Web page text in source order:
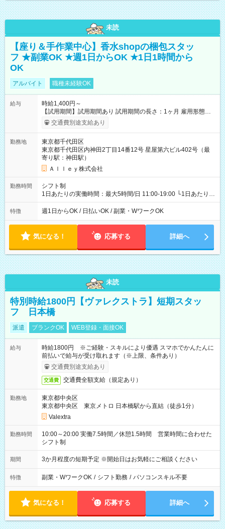
未読
【座り＆手作業中心】香水shopの梱包スタッ
フ ★副業OK ★週1日からOK ★1日1時間から
OK
アルバイト 職種未経験OK
給与
時給1,400円～
【試用期間】試用期間あり 試用期間の長さ：1ヶ月 雇用形態、
給与は本採用時と同じです。
交通費別途支給あり
勤務地
東京都千代田区
東京都千代田区内神田2丁目14番12号 星屋第六ビル402号（最
寄り駅：神田駅）
Ａｌｌｅｙ株式会社
勤務時間
シフト制
1日あたりの実働時間：最大5時間/日 11:00-19:00 └1日あたりの
実働時間：1-5時間 └上記の時間帯内であれば、いつでも勤務可
能！ └平日・土曜日の中で、お好きな曜日でご勤務いただけま
18:00 などのように、自由な働き方が可能なお仕事です！
特徴 週1日からOK / 日払いOK / 副業・WワークOK
気になる！ 応募する 詳細へ
未読
特別時給1800円【ヴァレクストラ】短期スタッ
フ 日本橋
派遣 ブランクOK WEB登録・面接OK
給与
時給1800円 ※ご経験・スキルにより優遇 スマホでかんたんに
前払いで給与が受け取れます（※上限、条件あり）
交通費別途支給あり
交通費 交通費全額支給（規定あり）
勤務地
東京都中央区
東京都中央区 東京メトロ 日本橋駅から直結（徒歩1分）
Valextra
勤務時間
10:00～20:00 実働7.5時間／休憩1.5時間 営業時間に合わせた
シフト制
期間 3か月程度の短期予定 ※開始日はお気軽にご相談ください
特徴 副業・WワークOK / シフト勤務 / パソコンスキル不要
気になる！ 応募する 詳細へ